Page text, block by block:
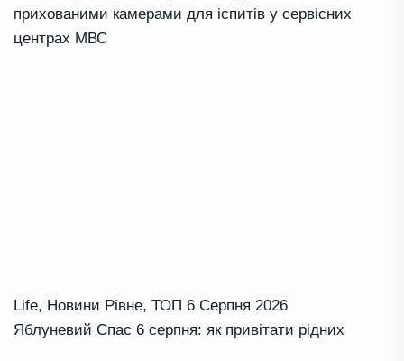
прихованими камерами для іспитів у сервісних
центрах МВС
Life, Новини Рівне, ТОП 6 Серпня 2026
Яблуневий Спас 6 серпня: як привітати рідних